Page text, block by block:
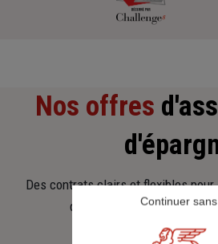
Nos offres
Des contrats clairs et flexibles
d’aujourd’hui et anticiper
Continuer